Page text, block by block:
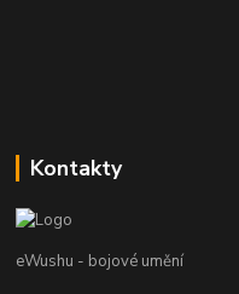
Kontakty
eWushu - bojové umění